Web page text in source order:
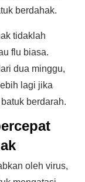
berdahak.
tidaklah
flu biasa.
dua minggu,
lagi jika
berdarah.
oleh virus,